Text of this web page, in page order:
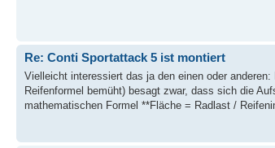
Re: Conti Sportattack 5 ist montiert
Vielleicht interessiert das ja den einen oder
Reifenformel bemüht) besagt zwar, dass sich die
mathematischen Formel **Fläche = Radlast /